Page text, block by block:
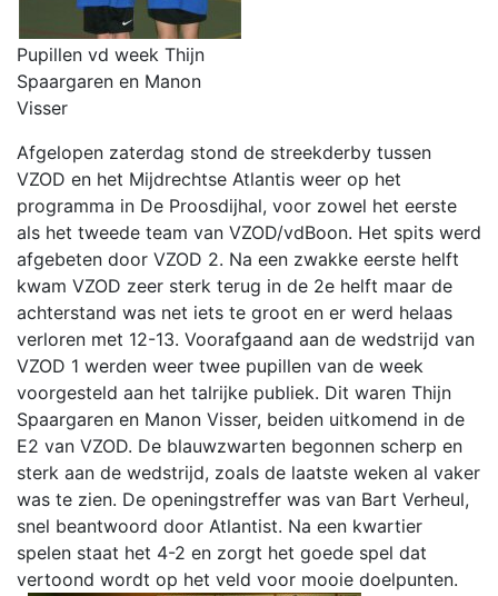
Pupillen vd week Thijn
Spaargaren en Manon
Visser
Afgelopen zaterdag stond de streekderby tussen
VZOD en het Mijdrechtse Atlantis weer op het
programma in De Proosdijhal, voor zowel het eerste
als het tweede team van VZOD/vdBoon. Het spits werd
afgebeten door VZOD 2. Na een zwakke eerste helft
kwam VZOD zeer sterk terug in de 2e helft maar de
achterstand was net iets te groot en er werd helaas
verloren met 12-13. Voorafgaand aan de wedstrijd van
VZOD 1 werden weer twee pupillen van de week
voorgesteld aan het talrijke publiek. Dit waren Thijn
Spaargaren en Manon Visser, beiden uitkomend in de
E2 van VZOD. De blauwzwarten begonnen scherp en
sterk aan de wedstrijd, zoals de laatste weken al vaker
was te zien. De openingstreffer was van Bart Verheul,
snel beantwoord door Atlantist. Na een kwartier
spelen staat het 4-2 en zorgt het goede spel dat
vertoond wordt op het veld voor mooie doelpunten.